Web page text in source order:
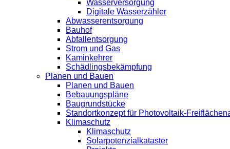
Wasserversorgung
Digitale Wasserzähler
Abwasserentsorgung
Bauhof
Abfallentsorgung
Strom und Gas
Kaminkehrer
Schädlingsbekämpfung
Planen und Bauen
Planen und Bauen
Bebauungspläne
Baugrundstücke
Standortkonzept für Photovoltaik-
Klimaschutz
Klimaschutz
Solarpotenzialkataster